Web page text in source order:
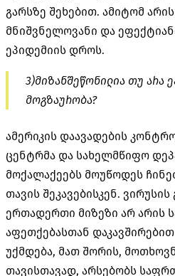
გარსზე შეხებით. ამიტომ
მნიშვნელოვანი და
ეპიდემიის დროს.
3)მიზანშეწონილია თუ არა
მოგზაურობა?
ამერიკის დაავადების
ცენტრმა და სახელმწიფო
მოქალაქეებს მოუწოდეს
თავის შეკავებისკენ.
ერთადერთი მიზეზი არ არის
აფეთქებასთან
უქმდება, მათ შორის,
თავისთავად, არსებობს